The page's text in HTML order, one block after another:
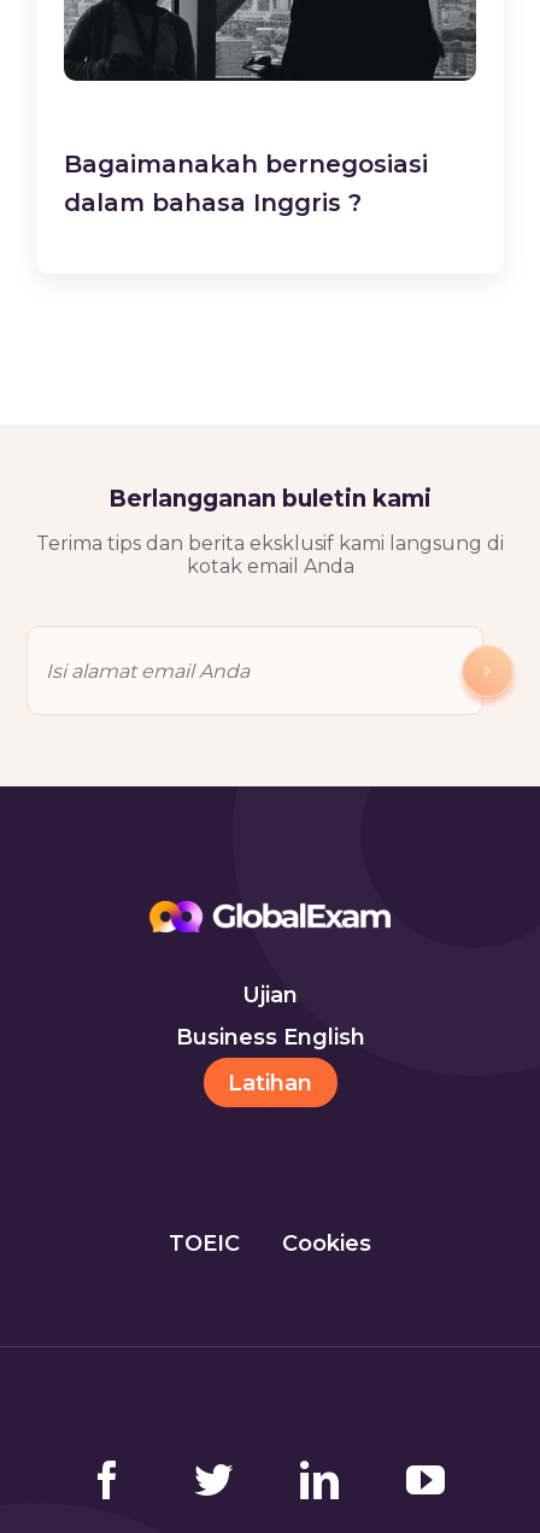
Bagaimanakah bernegosiasi
dalam bahasa Inggris ?
Berlangganan buletin kami
Terima tips dan berita eksklusif kami langsung di
kotak email Anda
Ujian
Business English
Latihan
TOEIC Cookies